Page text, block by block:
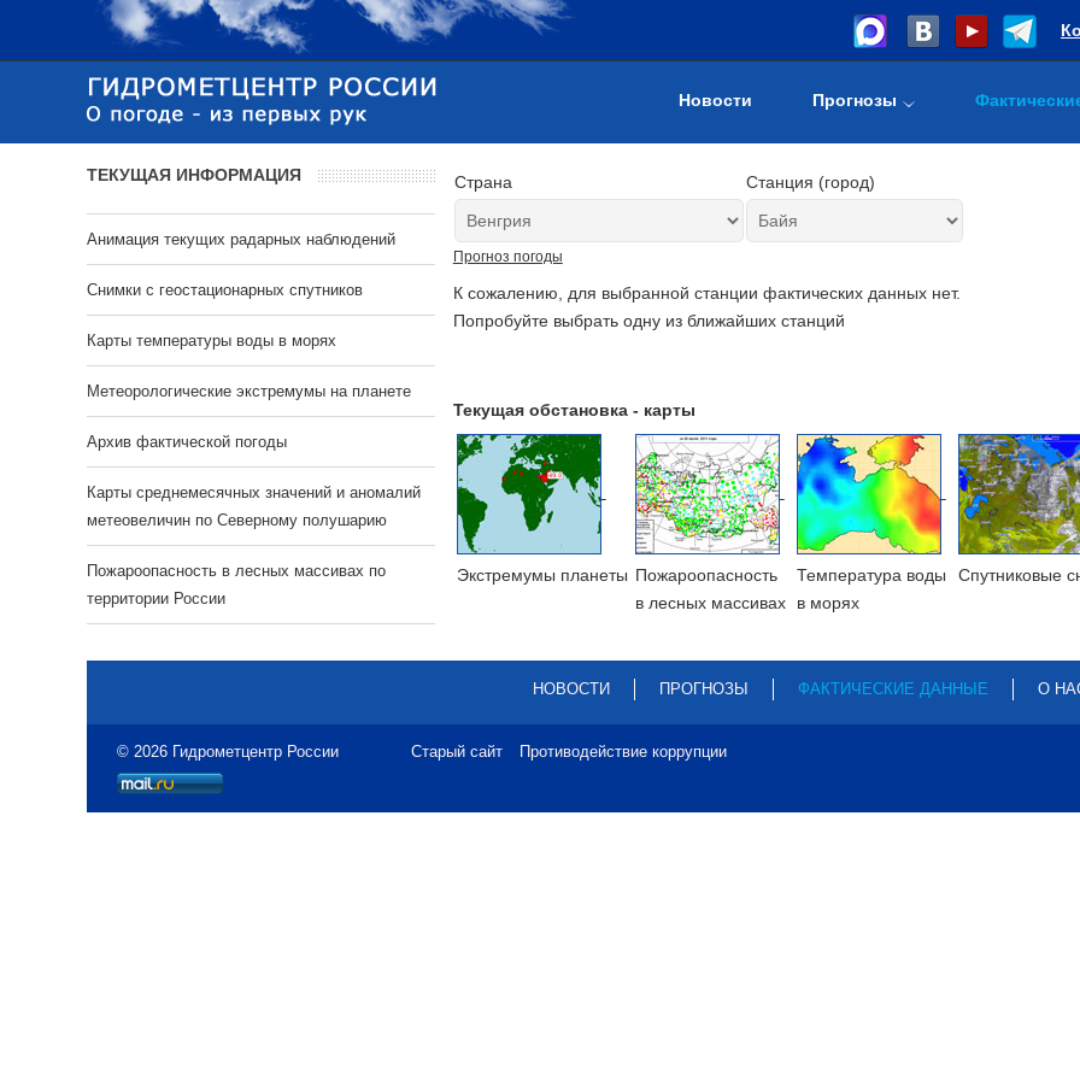
Новости Прогнозы
Страна Станция (город)
Прогноз погоды
К сожалению, для выбранной станции фактических данных нет.
Попробуйте выбрать одну из ближайших станций
Текущая обстановка - карты
Экстремумы планеты Пожароопасность
в лесных массивах
Температура воды
в морях
Cпутниковые
ТЕКУЩАЯ ИНФОРМАЦИЯ
Анимация текущих радарных наблюдений
Cнимки с геостационарных спутников
Карты температуры воды в морях
Метеорологические экстремумы на планете
Архив фактической погоды
Карты среднемесячных значений и аномалий
метеовеличин по Северному полушарию
Пожароопасность в лесных массивах по
территории России
НОВОСТИ ПРОГНОЗЫ ФАКТИЧЕСКИЕ ДАННЫЕ О
© 2026 Гидрометцентр России Старый сайт Противодействие коррупции